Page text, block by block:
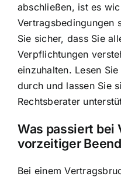
abschließen, ist es
Vertragsbedingungen
Sie sicher, dass Sie
Verpflichtungen
einzuhalten. Lesen
durch und lassen Sie
Rechtsberater
Was passiert bei
vorzeitiger
Bei einem